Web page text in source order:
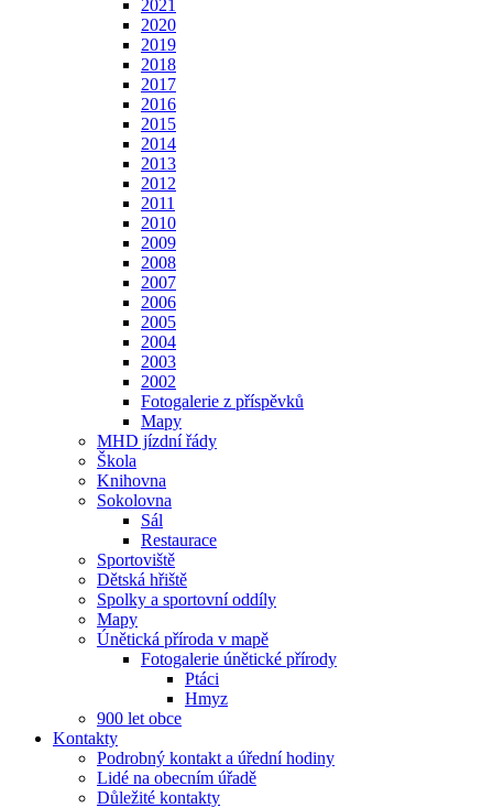
2021
2020
2019
2018
2017
2016
2015
2014
2013
2012
2011
2010
2009
2008
2007
2006
2005
2004
2003
2002
Fotogalerie z příspěvků
Mapy
MHD jízdní řády
Škola
Knihovna
Sokolovna
Sál
Restaurace
Sportoviště
Dětská hřiště
Spolky a sportovní oddíly
Mapy
Únětická příroda v mapě
Fotogalerie únětické přírody
Ptáci
Hmyz
900 let obce
Kontakty
Podrobný kontakt a úřední hodiny
Lidé na obecním úřadě
Důležité kontakty